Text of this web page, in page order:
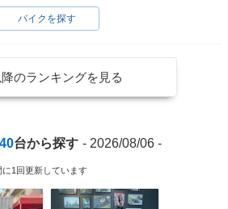
バイクを探す
のランキングを見る
40台から探す - 2026/08/06 -
1回更新しています